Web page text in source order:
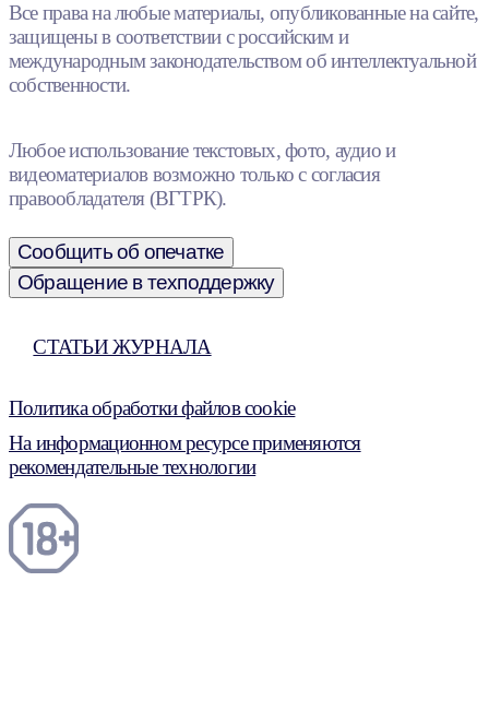
Все права на любые материалы, опубликованные на сайте,
защищены в соответствии с российским и
международным законодательством об интеллектуальной
собственности.
Любое использование текстовых, фото, аудио и
видеоматериалов возможно только с согласия
правообладателя (ВГТРК).
Сообщить об опечатке
Обращение в техподдержку
СТАТЬИ ЖУРНАЛА
Политика обработки файлов cookie
На информационном ресурсе применяются
рекомендательные технологии